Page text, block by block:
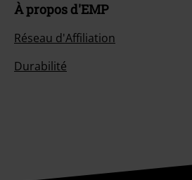
À propos d'EMP
Réseau d'Affiliation
Durabilité